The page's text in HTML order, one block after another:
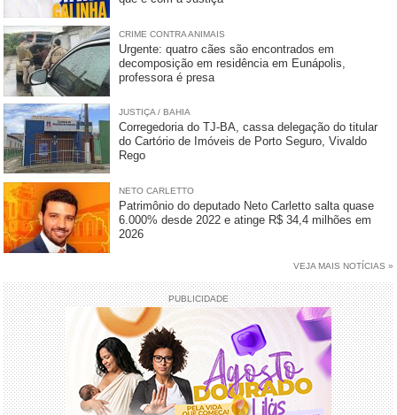
CRIME CONTRA ANIMAIS
Urgente: quatro cães são encontrados em
decomposição em residência em Eunápolis,
professora é presa
JUSTIÇA / BAHIA
Corregedoria do TJ-BA, cassa delegação do titular
do Cartório de Imóveis de Porto Seguro, Vivaldo
Rego
NETO CARLETTO
Patrimônio do deputado Neto Carletto salta quase
6.000% desde 2022 e atinge R$ 34,4 milhões em
2026
VEJA MAIS NOTÍCIAS »
PUBLICIDADE